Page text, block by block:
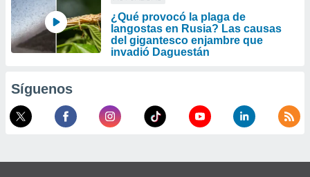
¿Qué provocó la plaga de
langostas en Rusia? Las causas
del gigantesco enjambre que
invadió Daguestán
Síguenos